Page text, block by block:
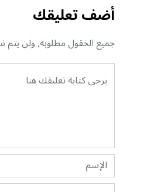
أضف تعليقك
جميع الحقول مطلوبة, ولن يتم